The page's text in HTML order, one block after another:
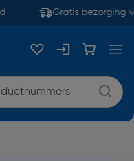
Gratis bezorging